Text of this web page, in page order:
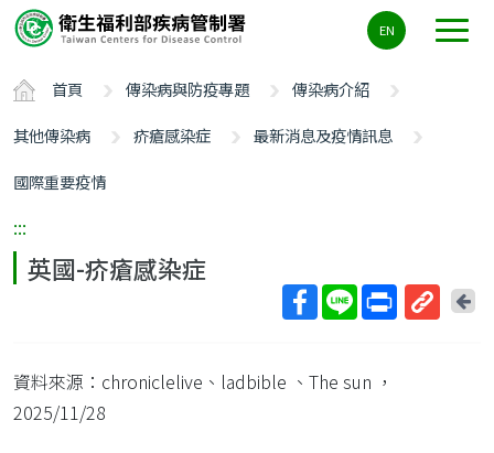
要
容
ALT+C
EN
首頁 傳染病與防疫專題
傳染病介紹
其他傳染病
疥瘡感染症
最新消息及疫情訊息
國際重要疫情
:::
英國-疥瘡感染症
回
資料來源：chroniclelive、ladbible 、The sun ，
2025/11/28